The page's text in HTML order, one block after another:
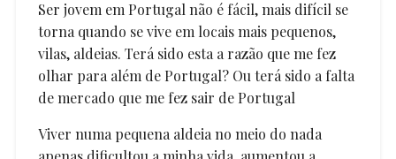
Ser jovem em Portugal não é fácil, mais difícil se
torna quando se vive em locais mais pequenos,
vilas, aldeias. Terá sido esta a razão que me fez
olhar para além de Portugal? Ou terá sido a falta
de mercado que me fez sair de Portugal
Viver numa pequena aldeia no meio do nada